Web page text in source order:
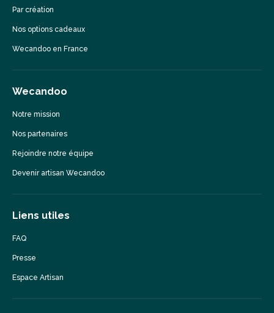
Par création
Nos options cadeaux
Wecandoo en France
Wecandoo
Notre mission
Nos partenaires
Rejoindre notre équipe
Devenir artisan Wecandoo
Liens utiles
FAQ
Presse
Espace Artisan